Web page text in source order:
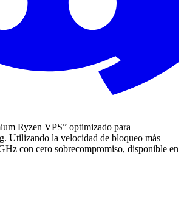
Ryzen VPS” optimizado para
Utilizando la velocidad de bloqueo más
con cero sobrecompromiso, disponible en